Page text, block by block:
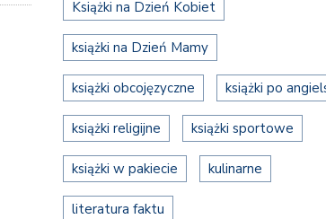
Książki na Dzień Kobiet
książki na Dzień Mamy
książki obcojęzyczne książki po
książki religijne książki sportowe
książki w pakiecie kulinarne
literatura faktu